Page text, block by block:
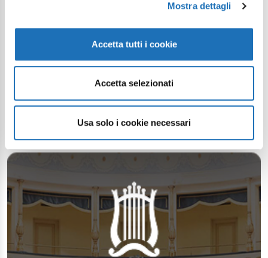
Mostra dettagli
Accetta tutti i cookie
Accetta selezionati
Usa solo i cookie necessari